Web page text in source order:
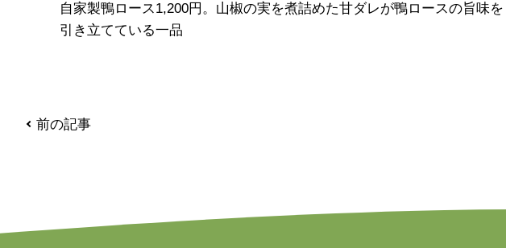
自家製鴨ロース1,200円。山椒の実を煮詰めた甘ダレが鴨ロースの旨味を
引き立てている一品
前の記事